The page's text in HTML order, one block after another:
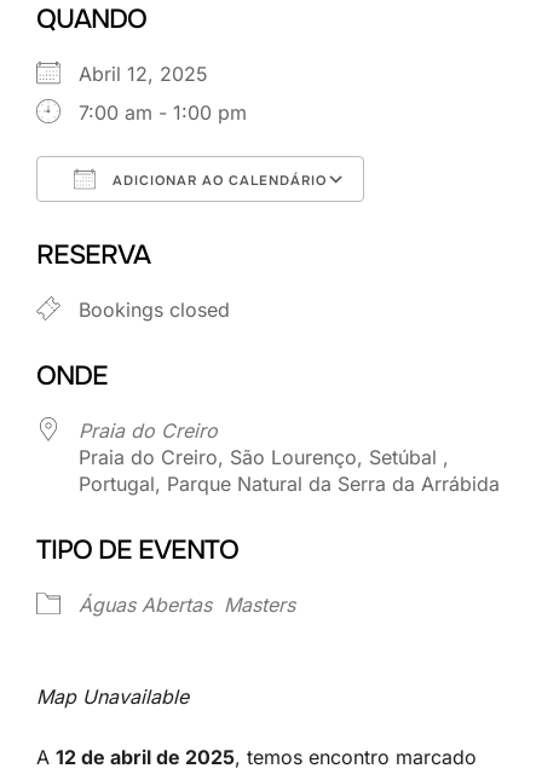
QUANDO
Abril 12, 2025
7:00 am - 1:00 pm
ADICIONAR AO CALENDÁRIO
RESERVA
Bookings closed
ONDE
Praia do Creiro
Praia do Creiro, São Lourenço, Setúbal ,
Portugal, Parque Natural da Serra da Arrábida
TIPO DE EVENTO
Águas Abertas Masters
Map Unavailable
A 12 de abril de 2025, temos encontro marcado